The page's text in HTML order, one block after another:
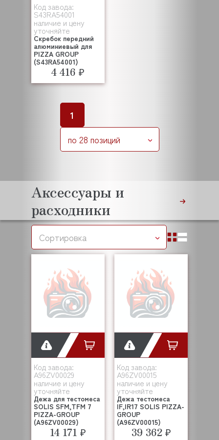
Код завода:
S43RA54001
наличие и цену
уточняйте
Скребок передний
алюминиевый для
PIZZA GROUP
(S43RA54001)
4 416 ₽
1
по 28 позиций
Аксессуары и
расходники
Сортировка
Код завода:
A96ZV00029
наличие и цену
уточняйте
Дежа для тестомеса
SOLIS SFM,TFM 7
PIZZA-GROUP
(A96ZV00029)
14 171 ₽
Код завода:
A96ZV00015
наличие и цену
уточняйте
Дежа тестомеса
IF,IR17 SOLIS PIZZA-
GROUP
(A96ZV00015)
39 362 ₽